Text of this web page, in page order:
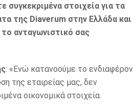
στοιχεία για τα
της Diaverum στην Ελλάδα και
ανταγωνιστικό σας
: «Ενώ κατανοούμε το ενδιαφέρον
της εταιρείας μας, δεν
οικονομικά στοιχεία.